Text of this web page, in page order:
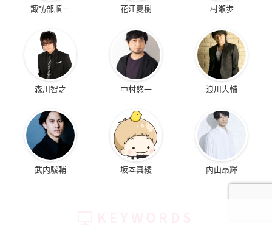
諏訪部順一 花江夏樹 村瀬歩
森川智之 中村悠一 浪川大輔
武内駿輔 坂本真綾 内山昂輝